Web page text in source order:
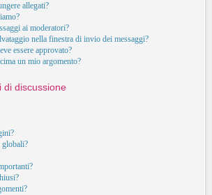
allegati?
ai moderatori?
nella finestra di invio dei messaggi?
essere approvato?
un mio argomento?
di discussione
globali?